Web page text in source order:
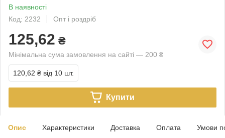
В наявності
Код: 2232
Опт і роздріб
125,62 ₴
Мінімальна сума замовлення на сайті — 200 ₴
120,62 ₴ від 10 шт.
Купити
Опис Характеристики Доставка Оплата Умови